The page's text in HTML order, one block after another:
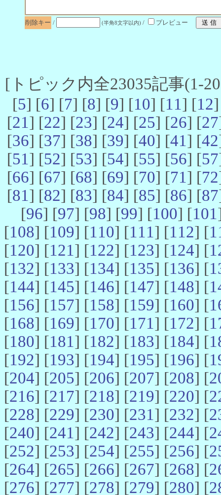
削除キー / (半角8文字以内) / プレビュー
[トピック内全23035記事(1-
[5] [6] [7] [8] [9] [10] [11] [12
[21] [22] [23] [24] [25] [26] [27
[36] [37] [38] [39] [40] [41] [42
[51] [52] [53] [54] [55] [56] [57
[66] [67] [68] [69] [70] [71] [72
[81] [82] [83] [84] [85] [86] [87
[96] [97] [98] [99] [100] [101
[108] [109] [110] [111] [112] [
[120] [121] [122] [123] [124] [
[132] [133] [134] [135] [136] [
[144] [145] [146] [147] [148] [
[156] [157] [158] [159] [160] [
[168] [169] [170] [171] [172] [
[180] [181] [182] [183] [184] [
[192] [193] [194] [195] [196] [
[204] [205] [206] [207] [208] [
[216] [217] [218] [219] [220] [
[228] [229] [230] [231] [232] [
[240] [241] [242] [243] [244] [
[252] [253] [254] [255] [256] [
[264] [265] [266] [267] [268] [
[276] [277] [278] [279] [280] [